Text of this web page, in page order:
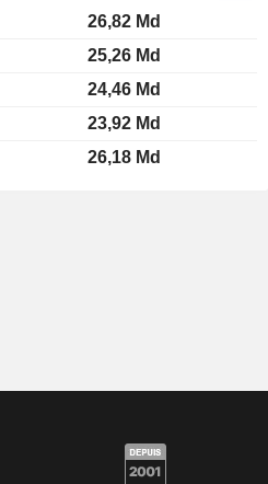
26,82 Md
25,26 Md
24,46 Md
23,92 Md
26,18 Md